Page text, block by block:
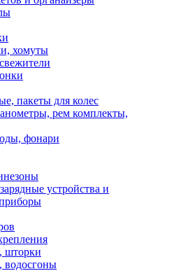
хомуты
пакеты для колес
рем комплекты,
фонари
устройства и
шторки
водосгоны